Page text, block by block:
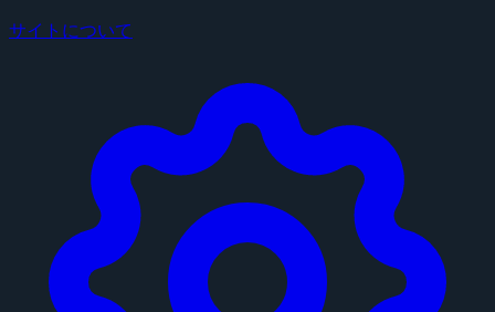
サイトについて